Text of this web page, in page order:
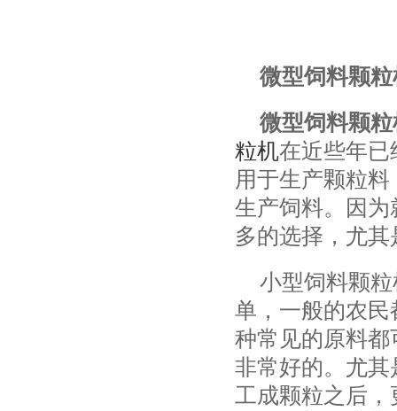
微型饲料颗
微型饲料颗
粒机在近些年已
用于生产颗粒
生产饲料。因
多的选择，尤
小型饲料颗
单，一般的农
种常见的原料
非常好的。尤
工成颗粒之后